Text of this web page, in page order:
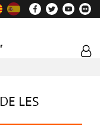
LES